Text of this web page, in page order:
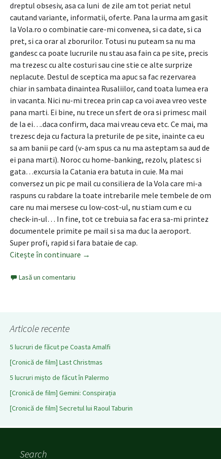
dreptul obsesiv, asa ca luni de zile am tot periat netul
cautand variante, informatii, oferte. Pana la urma am gasit
la Vola.ro o combinatie care-mi convenea, si ca date, si ca
pret, si ca orar al zborurilor. Totusi nu puteam sa nu ma
gandesc ca poate lucrurile nu stau asa fain ca pe site, precis
ma trezesc cu alte costuri sau cine stie ce alte surprize
neplacute. Destul de sceptica ma apuc sa fac rezervarea
chiar in sambata dinaintea Rusaliilor, cand toata lumea era
in vacanta. Nici nu-mi trecea prin cap ca voi avea vreo veste
pana marti. Ei bine, nu trece un sfert de ora si primesc mail
de la ei….daca confirm, daca mai vreau ceva etc. Ce mai, ma
trezesc deja cu factura la preturile de pe site, inainte ca eu
sa am banii pe card (v-am spus ca nu ma asteptam sa aud de
ei pana marti). Noroc cu home-banking, rezolv, platesc si
gata…excursia la Catania era batuta in cuie. Ma mai
conversez un pic pe mail cu consiliera de la Vola care mi-a
raspuns cu rabdare la toate intrebarile mele tembele de om
care nu mai mersese cu low-cost-ul, nu stiam cum e cu
check-in-ul… In fine, tot ce trebuia sa fac era sa-mi printez
documentele primite pe mail si sa ma duc la aeroport.
Super profi, rapid si fara bataie de cap.
Citește în continuare Sicily through my eyes – Catania
→
Lasă un comentariu
Articole recente
5 lucruri de făcut pe Coasta Amalfi
[Cronică de film] Last Christmas
5 lucruri mișto de făcut în Palermo
[Cronică de film] Gemini: Conspirația
[Cronică de film] Secretul lui Raoul Taburin
Search